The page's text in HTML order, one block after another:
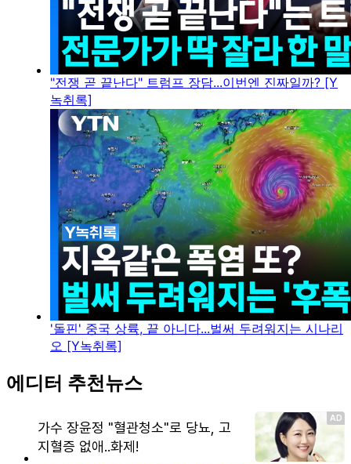
"전쟁 곧 끝난다" 트럼프 장담...이번엔 진짜일까? [Y
녹취록]
'돌핀' 중국 상륙, 끝 아니다...벌써 두려워지는 시나리
오 [Y녹취록]
에디터 추천뉴스